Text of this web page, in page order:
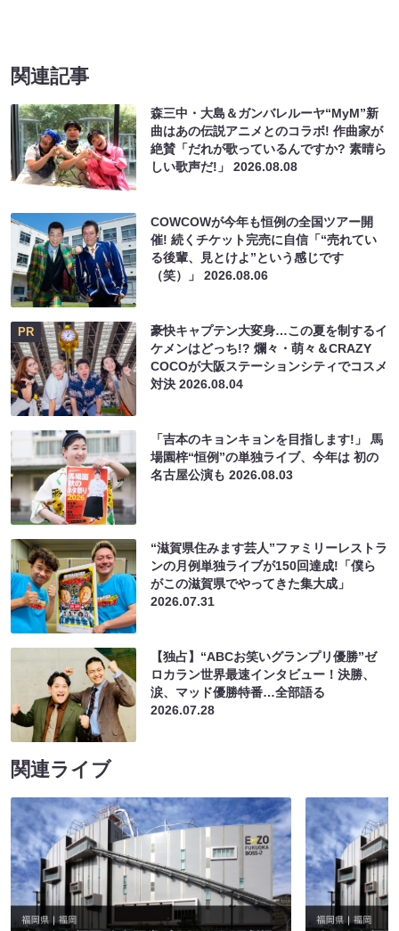
関連記事
森三中・大島＆ガンバレルーヤ“MyM”新
曲はあの伝説アニメとのコラボ! 作曲家が
絶賛「だれが歌っているんですか? 素晴ら
しい歌声だ!」2026.08.08
COWCOWが今年も恒例の全国ツアー開
催! 続くチケット完売に自信「“売れてい
る後輩、見とけよ”という感じです
（笑）」2026.08.06
PR
豪快キャプテン大変身…この夏を制するイ
ケメンはどっち!? 爛々・萌々＆CRAZY
COCOが大阪ステーションシティでコスメ
対決2026.08.04
「吉本のキョンキョンを目指します!」 馬
場園梓“恒例”の単独ライブ、今年は 初の
名古屋公演も2026.08.03
“滋賀県住みます芸人”ファミリーレストラ
ンの月例単独ライブが150回達成!「僕ら
がこの滋賀県でやってきた集大成」
2026.07.31
【独占】“ABCお笑いグランプリ優勝”ゼ
ロカラン世界最速インタビュー！決勝、
涙、マッド優勝特番…全部語る
2026.07.28
関連ライブ